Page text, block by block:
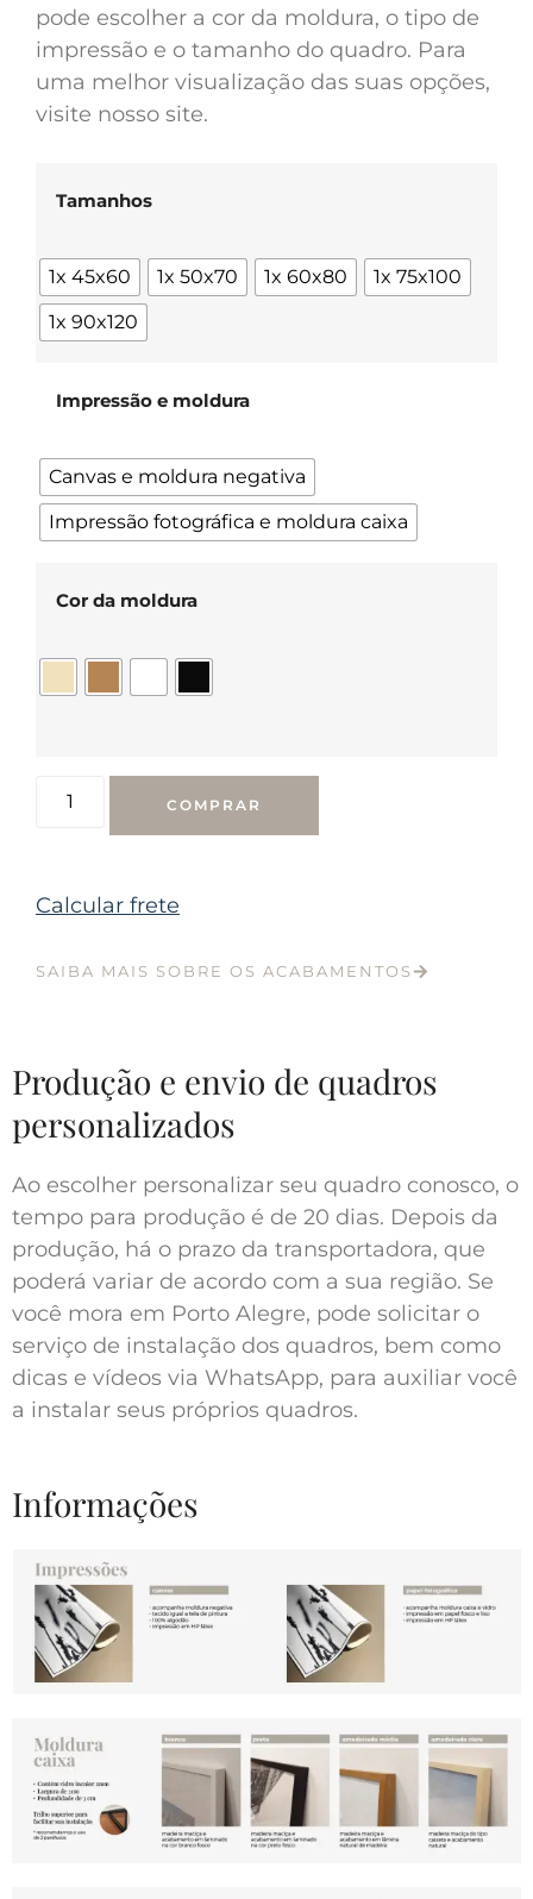
pode escolher a cor da moldura, o tipo de
impressão e o tamanho do quadro. Para
uma melhor visualização das suas opções,
visite nosso site.
Tamanhos
1x 45x60 1x 50x70 1x 60x80
1x 75x100
1x 90x120
Impressão e moldura
Canvas e moldura negativa
Impressão fotográfica e moldura caixa
Cor da moldura
COMPRAR
Calcular frete
SAIBA MAIS SOBRE OS ACABAMENTOS
Produção e envio de quadros
personalizados
Ao escolher personalizar seu quadro conosco, o
tempo para produção é de 20 dias. Depois da
produção, há o prazo da transportadora, que
poderá variar de acordo com a sua região. Se
você mora em Porto Alegre, pode solicitar o
serviço de instalação dos quadros, bem como
dicas e vídeos via WhatsApp, para auxiliar você
a instalar seus próprios quadros.
Informações